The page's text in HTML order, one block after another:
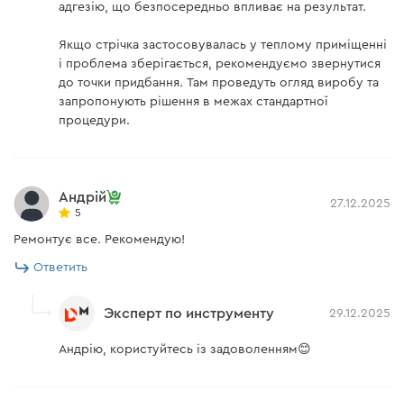
адгезію, що безпосередньо впливає на результат.
Якщо стрічка застосовувалась у теплому приміщенні
і проблема зберігається, рекомендуємо звернутися
до точки придбання. Там проведуть огляд виробу та
запропонують рішення в межах стандартної
процедури.
Андрій
5
27.12.2025
Ремонтує все. Рекомендую!
Ответить
Эксперт по инструменту 29.12.2025
Андрію, користуйтесь із задоволенням😊